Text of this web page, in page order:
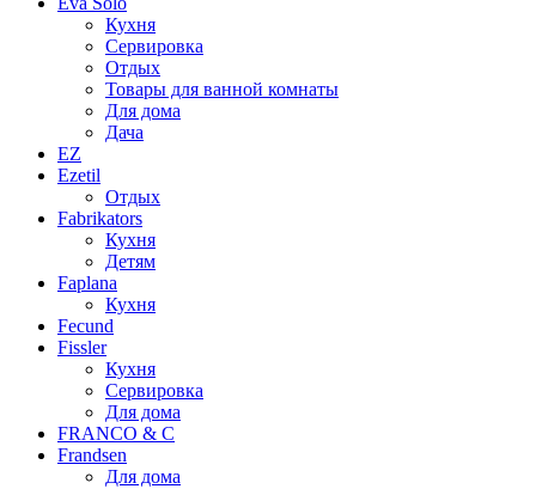
Кухня
Сервировка
Отдых
Товары для ванной комнаты
Для дома
Дача
EZ
Ezetil
Отдых
Fabrikators
Кухня
Детям
Faplana
Кухня
Fecund
Fissler
Кухня
Сервировка
Для дома
FRANCO & C
Frandsen
Для дома